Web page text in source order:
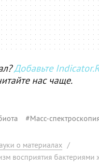
Добавьте
нас чаще.
#Масс-
о материалах /
восприятия бактериями